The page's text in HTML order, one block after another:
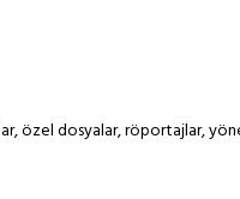
özel dosyalar, röportajlar,